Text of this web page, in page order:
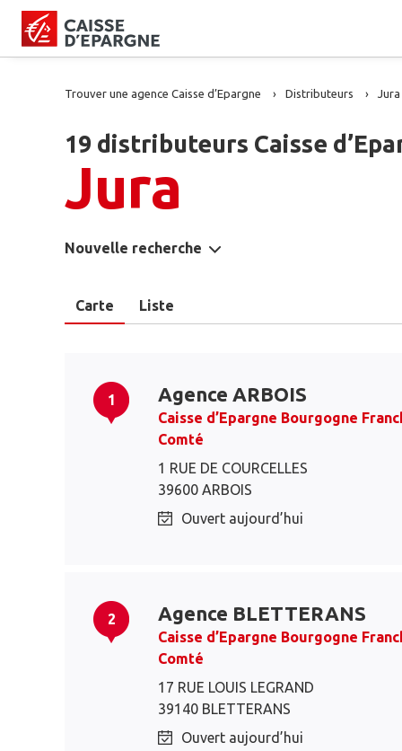
Trouver une agence Caisse d’Epargne Distributeurs Jura
19 distributeurs Caisse
Jura
Nouvelle recherche
Carte Liste
1 Agence ARBOIS
Caisse d’Epargne Bourgogne
Comté
1 RUE DE COURCELLES
39600 ARBOIS
Ouvert aujourd’hui
2 Agence BLETTERANS
Caisse d’Epargne Bourgogne
Comté
17 RUE LOUIS LEGRAND
39140 BLETTERANS
Ouvert aujourd’hui